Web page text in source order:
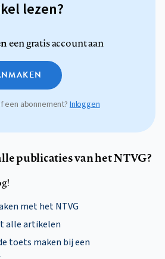
lezen?
een gratis account aan
een abonnement? Inloggen
publicaties van het NTVG?
met het NTVG
alle artikelen
toets maken bij een